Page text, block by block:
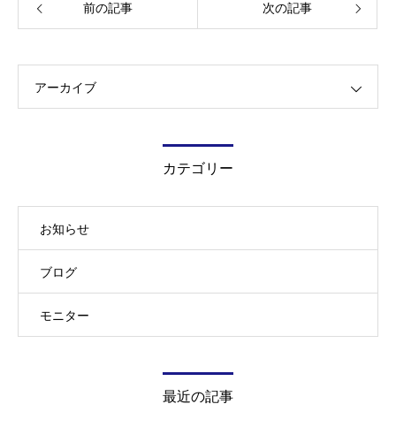
前の記事 次の記事
アーカイブ
カテゴリー
お知らせ
ブログ
モニター
最近の記事